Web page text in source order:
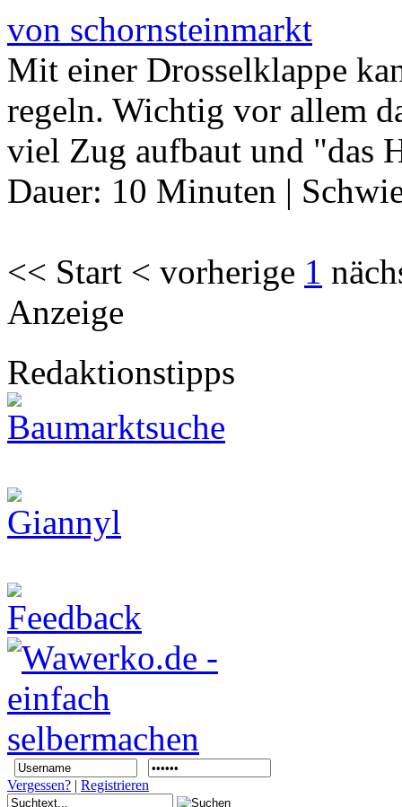
von schornsteinmarkt
Mit einer Drosselklappe
regeln. Wichtig vor allem
viel Zug aufbaut und "das
Dauer: 10 Minuten |
<< Start < vorherige 1
Anzeige
Redaktionstipps
Vergessen? | Registrieren